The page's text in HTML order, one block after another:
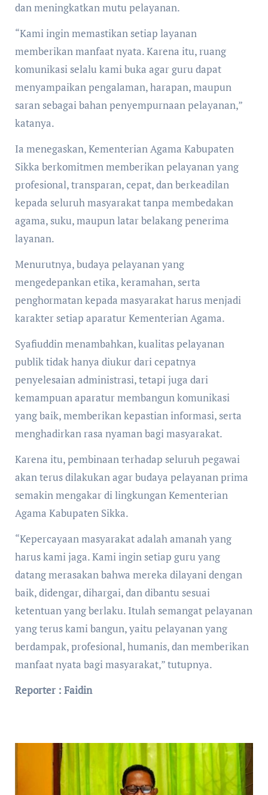
dan meningkatkan mutu pelayanan.
“Kami ingin memastikan setiap layanan
memberikan manfaat nyata. Karena itu, ruang
komunikasi selalu kami buka agar guru dapat
menyampaikan pengalaman, harapan, maupun
saran sebagai bahan penyempurnaan pelayanan,”
katanya.
Ia menegaskan, Kementerian Agama Kabupaten
Sikka berkomitmen memberikan pelayanan yang
profesional, transparan, cepat, dan berkeadilan
kepada seluruh masyarakat tanpa membedakan
agama, suku, maupun latar belakang penerima
layanan.
Menurutnya, budaya pelayanan yang
mengedepankan etika, keramahan, serta
penghormatan kepada masyarakat harus menjadi
karakter setiap aparatur Kementerian Agama.
Syafiuddin menambahkan, kualitas pelayanan
publik tidak hanya diukur dari cepatnya
penyelesaian administrasi, tetapi juga dari
kemampuan aparatur membangun komunikasi
yang baik, memberikan kepastian informasi, serta
menghadirkan rasa nyaman bagi masyarakat.
Karena itu, pembinaan terhadap seluruh pegawai
akan terus dilakukan agar budaya pelayanan prima
semakin mengakar di lingkungan Kementerian
Agama Kabupaten Sikka.
“Kepercayaan masyarakat adalah amanah yang
harus kami jaga. Kami ingin setiap guru yang
datang merasakan bahwa mereka dilayani dengan
baik, didengar, dihargai, dan dibantu sesuai
ketentuan yang berlaku. Itulah semangat pelayanan
yang terus kami bangun, yaitu pelayanan yang
berdampak, profesional, humanis, dan memberikan
manfaat nyata bagi masyarakat,” tutupnya.
Reporter : Faidin